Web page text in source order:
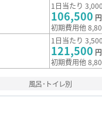
1日当たり
106,500
初期費用他
1日当たり
121,500
初期費用他
風呂･トイレ別